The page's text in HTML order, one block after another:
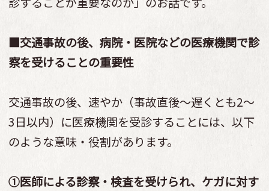
■交通事故の後、病院・医院などの医療機関で診
察を受けることの重要性
交通事故の後、速やか（事故直後～遅くとも2～
3日以内）に医療機関を受診することには、以下
のような意味・役割があります。
①医師による診察・検査を受けられ、ケガに対す